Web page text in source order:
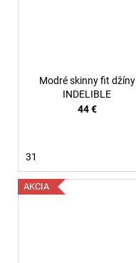
Modré skinny fit džíny
INDELIBLE
44 €
31
AKCIA